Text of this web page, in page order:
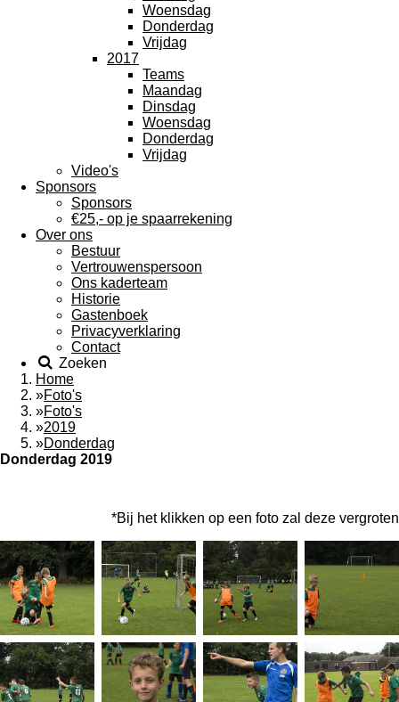
Woensdag
Donderdag
Vrijdag
2017
Teams
Maandag
Dinsdag
Woensdag
Donderdag
Vrijdag
Video's
Sponsors
Sponsors
€25,- op je spaarrekening
Over ons
Bestuur
Vertrouwenspersoon
Ons kaderteam
Historie
Gastenboek
Privacyverklaring
Contact
Zoeken
Home
»Foto's
»Foto's
»2019
»Donderdag
Donderdag 2019
*Bij het klikken op een foto zal deze vergroten